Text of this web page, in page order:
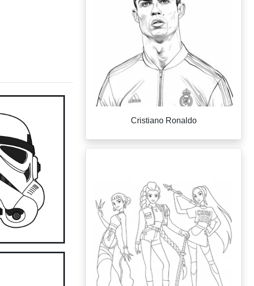
Cristiano Ronaldo